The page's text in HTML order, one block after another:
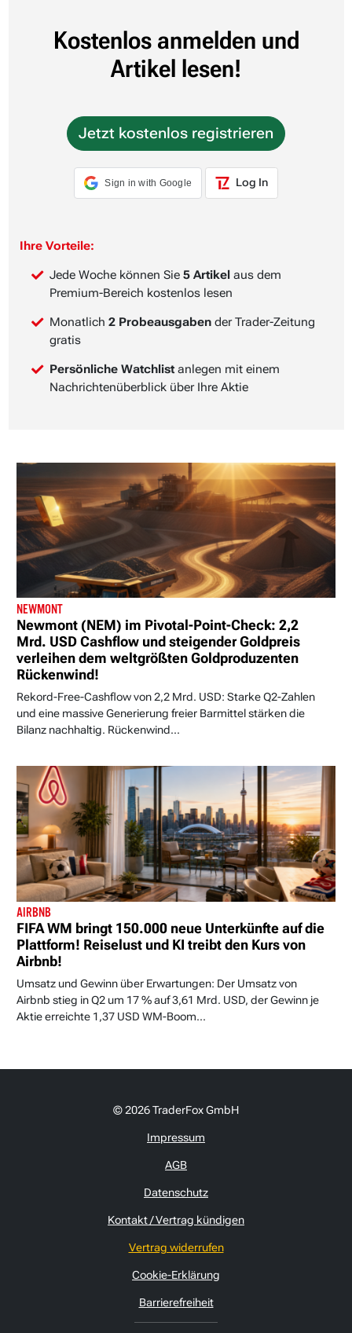
Kostenlos anmelden und
Artikel lesen!
Jetzt kostenlos registrieren
Sign in with Google Log In
Ihre Vorteile:
Jede Woche können Sie 5 Artikel aus dem
Premium-Bereich kostenlos lesen
Monatlich 2 Probeausgaben der Trader-Zeitung
gratis
Persönliche Watchlist anlegen mit einem
Nachrichtenüberblick über Ihre Aktie
NEWMONT
Newmont (NEM) im Pivotal-Point-Check: 2,2
Mrd. USD Cashflow und steigender Goldpreis
verleihen dem weltgrößten Goldproduzenten
Rückenwind!
Rekord-Free-Cashflow von 2,2 Mrd. USD: Starke Q2-Zahlen
und eine massive Generierung freier Barmittel stärken die
Bilanz nachhaltig. Rückenwind...
AIRBNB
FIFA WM bringt 150.000 neue Unterkünfte auf die
Plattform! Reiselust und KI treibt den Kurs von
Airbnb!
Umsatz und Gewinn über Erwartungen: Der Umsatz von
Airbnb stieg in Q2 um 17 % auf 3,61 Mrd. USD, der Gewinn je
Aktie erreichte 1,37 USD WM-Boom...
© 2026 TraderFox GmbH
Impressum
AGB
Datenschutz
Kontakt / Vertrag kündigen
Vertrag widerrufen
Cookie-Erklärung
Barrierefreiheit